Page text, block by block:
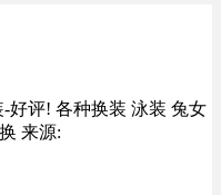
-好评! 各种换装 泳装 兔女
来源: